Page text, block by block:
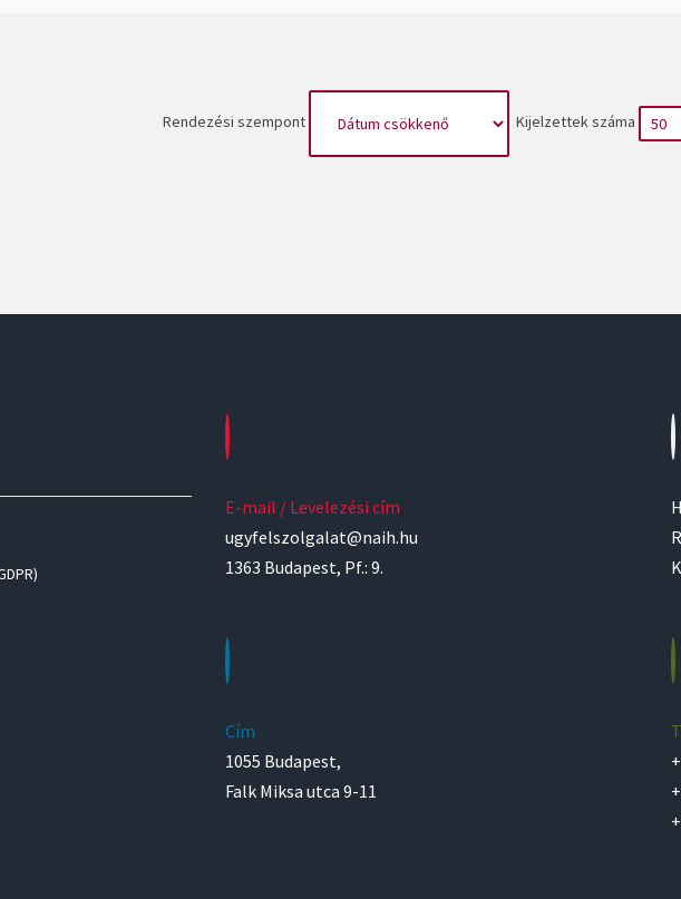
Rendezési szempont Kijelzettek száma
E-mail / Levelezési cím
ugyfelszolgalat@naih.hu
1363 Budapest, Pf.: 9.
Cím
1055 Budapest,
Falk Miksa utca 9-11